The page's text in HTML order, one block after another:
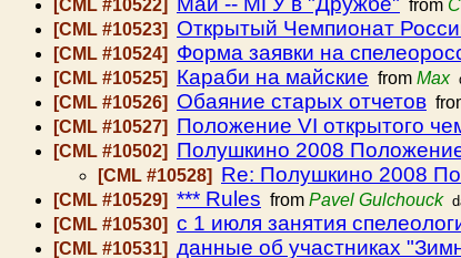
[CML #10522] from
[CML #10523] Открытый Чемпионат
[CML #10524] Форма заявки на
[CML #10525] Караби на майские from Max
[CML #10526] Обаяние старых отчетов
[CML #10527] Положение VI открытого
[CML #10502] Полушкино 2008
[CML #10528] Re: Полушкино 2008
[CML #10529] *** Rules from Pavel Gulchouck
[CML #10530] с 1 июля занятия
[CML #10531] данные об участниках